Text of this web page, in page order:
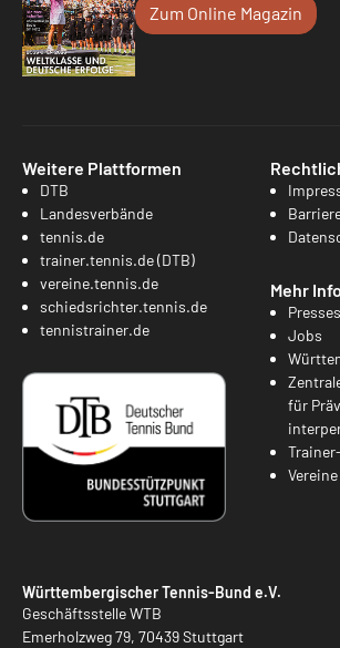
Zum Online Magazin
Weitere Plattformen
DTB
Landesverbände
tennis.de
trainer.tennis.de (DTB)
vereine.tennis.de
schiedsrichter.tennis.de
tennistrainer.de
Mehr
Jobs
für
Württembergischer Tennis-Bund e.V.
Geschäftsstelle WTB
Emerholzweg 79, 70439 Stuttgart